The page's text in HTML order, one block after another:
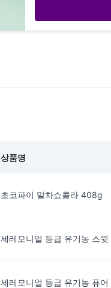
상품명
초코파이 말차쇼콜라 408g
세레모니얼 등급 유기농 스윗
세레모니얼 등급 유기농 퓨어